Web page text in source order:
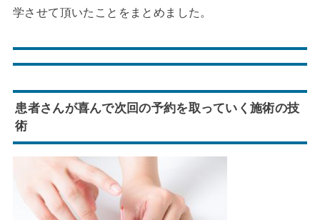
学させて頂いたことをまとめました。
患者さんが喜んで次回の予約を取っていく施術の技
術